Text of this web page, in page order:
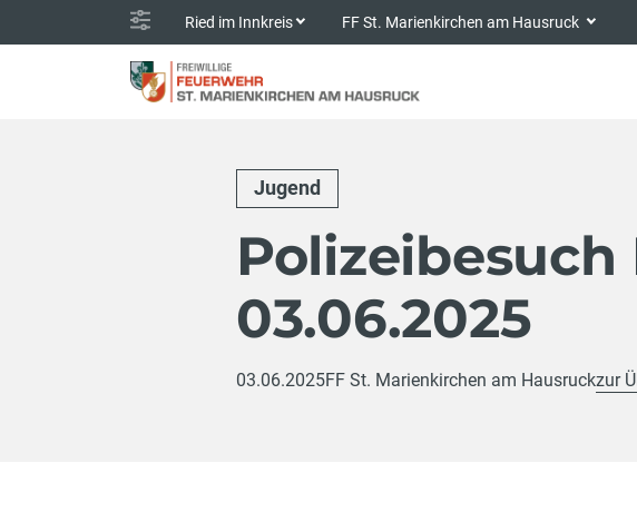
Ried im Innkreis FF St. Marienkirchen am Hausruck
Jugend
03.06.2025
03.06.2025FF St. Marienkirchen am Hausruckzur